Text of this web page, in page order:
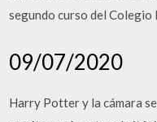
segundo curso del
09/07/2020
Harry Potter y la cámara